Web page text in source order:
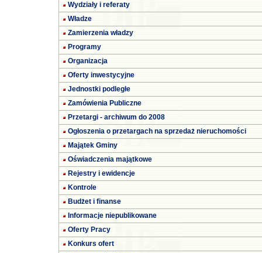
Wydziały i referaty
Władze
Zamierzenia władzy
Programy
Organizacja
Oferty inwestycyjne
Jednostki podległe
Zamówienia Publiczne
Przetargi - archiwum do 2008
Ogłoszenia o przetargach na sprzedaż nieruchomości
Majątek Gminy
Oświadczenia majątkowe
Rejestry i ewidencje
Kontrole
Budżet i finanse
Informacje niepublikowane
Oferty Pracy
Konkurs ofert